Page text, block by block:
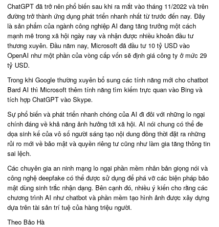
ChatGPT đã trở nên phổ biến sau khi ra mắt vào tháng 11/2022 và trên
đường trở thành ứng dụng phát triển nhanh nhất từ trước đến nay. Đây
là sản phẩm của ngành công nghiệp AI đang tăng trưởng một cách
mạnh mẽ trong xã hội ngày nay và nhận được nhiều khoản đầu tư
thương xuyên. Đầu năm nay, Microsoft đã đầu tư 10 tỷ USD vào
OpenAI như một phần của vòng cấp vốn sẽ định giá công ty ở mức 29
tỷ USD.
Trong khi Google thường xuyên bổ sung các tính năng mới cho chatbot
Bard AI thì Microsoft thêm tính năng tìm kiếm trực quan vào Bing và
tích hợp ChatGPT vào Skype.
Sự phổ biến và phát triển nhanh chóng của AI đi đôi với những lo ngại
chính đáng về khả năng ảnh hưởng tới xã hội. AI nói chung có thể đe
dọa sinh kế của vô số người sáng tạo nội dung đồng thời đặt ra những
rủi ro mới về bảo mật và quyền riêng tư cũng như làm gia tăng thông tin
sai lệch.
Các chuyên gia an ninh mạng lo ngại phần mềm nhân bản giọng nói và
công nghệ deepfake có thể được sử dụng để phá vỡ các biện pháp bảo
mật dùng sinh trắc nhận dạng. Bên cạnh đó, nhiều ý kiến cho rằng các
chương trình AI như chatbot và phần mềm tạo hình ảnh được xây dựng
dựa trên tài sản trí tuệ của hàng triệu người.
Theo Bảo Hà